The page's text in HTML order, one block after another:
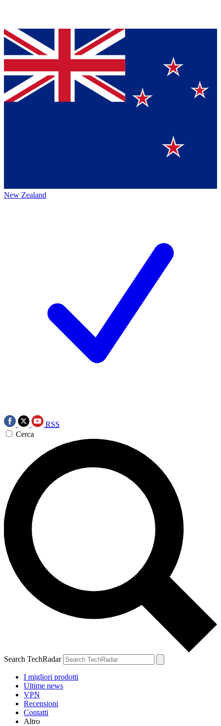
New Zealand
RSS
Cerca
Search TechRadar
I migliori prodotti
Ultime news
VPN
Recensioni
Contatti
Altro